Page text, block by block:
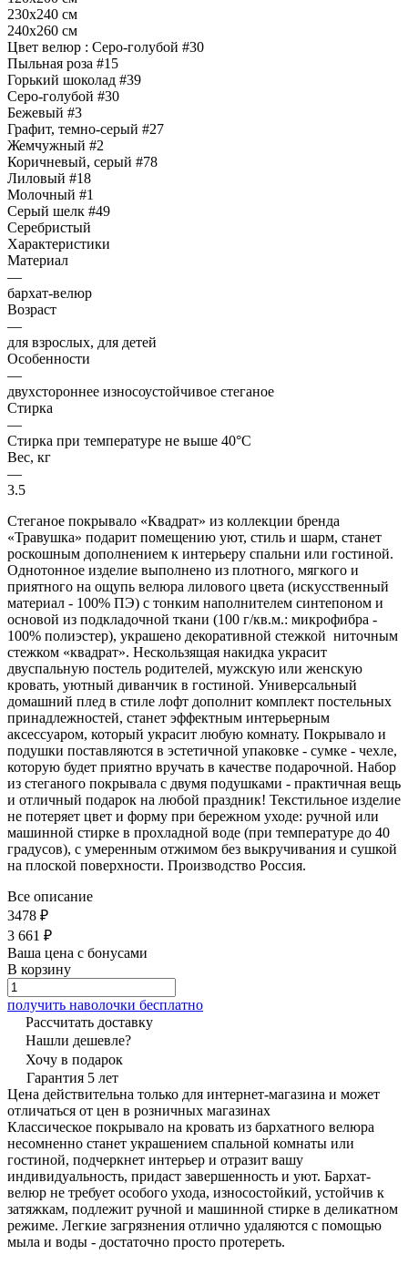
230х240 см
240х260 см
Цвет велюр : Серо-голубой #30
Пыльная роза #15
Горький шоколад #39
Серо-голубой #30
Бежевый #3
Графит, темно-серый #27
Жемчужный #2
Коричневый, серый #78
Лиловый #18
Молочный #1
Серый шелк #49
Серебристый
Характеристики
Материал
—
бархат-велюр
Возраст
—
для взрослых, для детей
Особенности
—
двухстороннее износоустойчивое стеганое
Стирка
—
Стирка при температуре не выше 40°С
Вес, кг
—
3.5
Стеганое покрывало «Квадрат» из коллекции бренда
«Травушка» подарит помещению уют, стиль и шарм, станет
роскошным дополнением к интерьеру спальни или гостиной.
Однотонное изделие выполнено из плотного, мягкого и
приятного на ощупь велюра лилового цвета (искусственный
материал - 100% ПЭ) с тонким наполнителем синтепоном и
основой из подкладочной ткани (100 г/кв.м.: микрофибра -
100% полиэстер), украшено декоративной стежкой ниточным
стежком «квадрат». Нескользящая накидка украсит
двуспальную постель родителей, мужскую или женскую
кровать, уютный диванчик в гостиной. Универсальный
домашний плед в стиле лофт дополнит комплект постельных
принадлежностей, станет эффектным интерьерным
аксессуаром, который украсит любую комнату. Покрывало и
подушки поставляются в эстетичной упаковке - сумке - чехле,
которую будет приятно вручать в качестве подарочной. Набор
из стеганого покрывала с двумя подушками - практичная вещь
и отличный подарок на любой праздник! Текстильное изделие
не потеряет цвет и форму при бережном уходе: ручной или
машинной стирке в прохладной воде (при температуре до 40
градусов), с умеренным отжимом без выкручивания и сушкой
на плоской поверхности. Производство Россия.
Все описание
3478 ₽
3 661 ₽
Ваша цена с бонусами
В корзину
получить наволочки бесплатно
Рассчитать доставку
Нашли дешевле?
Хочу в подарок
Гарантия 5 лет
Цена действительна только для интернет-магазина и может
отличаться от цен в розничных магазинах
Классическое покрывало на кровать из бархатного велюра
несомненно станет украшением спальной комнаты или
гостиной, подчеркнет интерьер и отразит вашу
индивидуальность, придаст завершенность и уют. Бархат-
велюр не требует особого ухода, износостойкий, устойчив к
затяжкам, подлежит ручной и машинной стирке в деликатном
режиме. Легкие загрязнения отлично удаляются с помощью
мыла и воды - достаточно просто протереть.